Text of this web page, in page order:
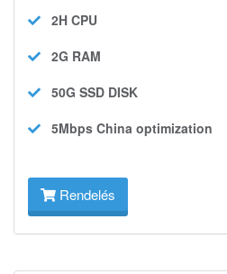
2H CPU
2G RAM
50G SSD DISK
5Mbps China optimization
Rendelés